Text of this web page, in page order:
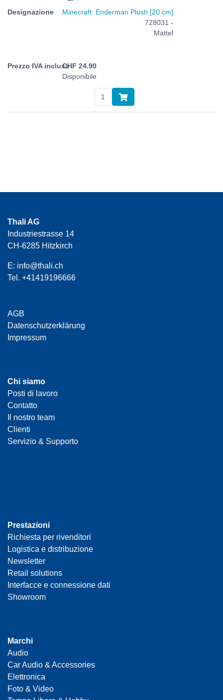
Minecraft: Enderman Plush [20 cm]
728031 -
Mattel
CHF 24.90
Disponibile
Thali AG
Industriestrasse 14
CH-6285 Hitzkirch
E: info@thali.ch
Tel. +41419196666
AGB
Datenschutzerklärung
Impressum
Chi siamo
Posti di lavoro
Contatto
Il nostro team
Clienti
Servizio & Supporto
Prestazioni
Richiesta per rivenditori
Logistica e distribuzione
Newsletter
Retail solutions
Interfacce e connessione dati
Showroom
Marchi
Audio
Car Audio & Accessories
Elettronica
Foto & Video